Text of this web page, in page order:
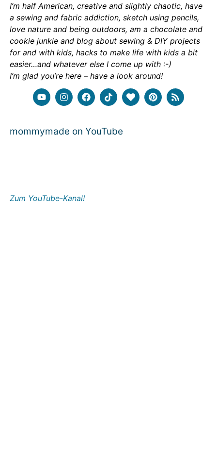
I’m half American, creative and slightly chaotic, have
a sewing and fabric addiction, sketch using pencils,
love nature and being outdoors, am a chocolate and
cookie junkie and blog about sewing & DIY projects
for and with kids, hacks to make life with kids a bit
easier…and whatever else I come up with :-)
I’m glad you’re here – have a look around!
mommymade on YouTube
Zum YouTube-Kanal!